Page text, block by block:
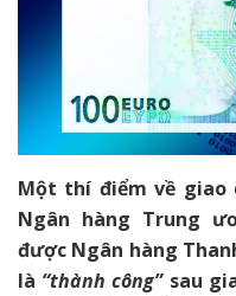
Một thí điểm về giao
Ngân hàng Trung
được Ngân hàng
là “thành công”sau